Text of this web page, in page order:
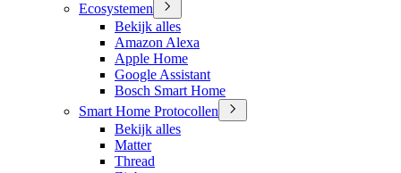
Ecosystemen
Bekijk alles
Amazon Alexa
Apple Home
Google Assistant
Bosch Smart Home
Smart Home Protocollen
Bekijk alles
Matter
Thread